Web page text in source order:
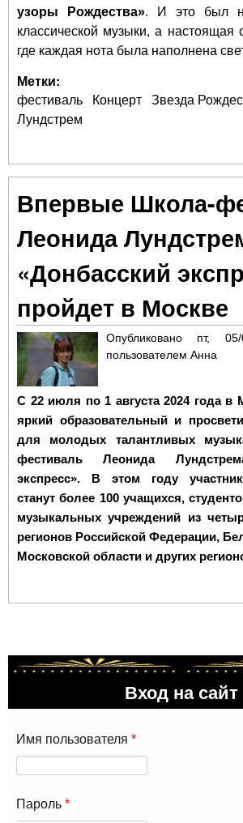
узоры Рождества». И это был
классической музыки, а
где каждая нота была наполнена
Метки:
фестиваль Концерт Звезда
Лундстрем
Впервые Школа-
Леонида
«Донбасский
пройдет в Москве
Опубликовано пт,
пользователем Анна
С 22 июля по 1 августа 2024 года в
яркий образовательный и
для молодых талантливых
фестиваль Леонида
экспресс». В этом году
станут более 100 учащихся,
музыкальных учреждений из
регионов Российской Федерации,
Московской области и других
Вход на сайт
Имя пользователя *
Пароль *